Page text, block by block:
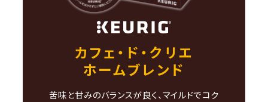
カフェ・ド・クリエ
ホームブレンド
苦味と甘みのバランスが良く、マイルドでコク